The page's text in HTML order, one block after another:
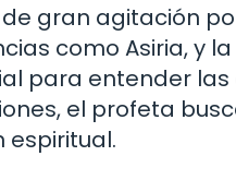
gran agitación
como Asiria, y
para entender
el profeta
espiritual.